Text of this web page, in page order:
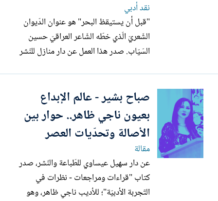
نقد أدبي
"قبل أن يستيقظ البحر" هو عنوان الدّيوان
الشّعريّ الّذي خطّه الشّاعر العراقيّ حسين
السّيّاب. صدر هذا العمل عن دار منازل للنّشر
قصيدة، تشكّل مساحة شعريّة مكثّفة، وتغوص
في أعماق التّجربة الإنسانيّة المعاصرة، حيث
تتشابك خيوط العشق...
صباح بشير - عالم الإبداع
بعيون ناجي ظاهر.. حوار بين
الأصالة وتحدّيات العصر
مقالة
عن دار سهيل عيساوي للطّباعة والنّشر، صدر
كتاب "قراءات ومراجعات - نظرات في
التّجربة الأدبيّة"؛ للأديب ناجي ظاهر، وهو